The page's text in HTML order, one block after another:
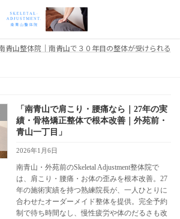
青山整体院｜南青山で３０年目の整体が受けられる
「南青山で肩こり・腰痛なら｜27年の実
績・骨格矯正整体で根本改善｜外苑前・
青山一丁目」
2026年1月6日
南青山・外苑前のSkeletal Adjustment整体院で
は、肩こり・腰痛・お体の歪みを根本改善。27
年の施術実績を持つ熟練院長が、一人ひとりに
合わせたオーダーメイド整体を提供。完全予約
制で待ち時間なし、慢性疲労や体のだるさも改